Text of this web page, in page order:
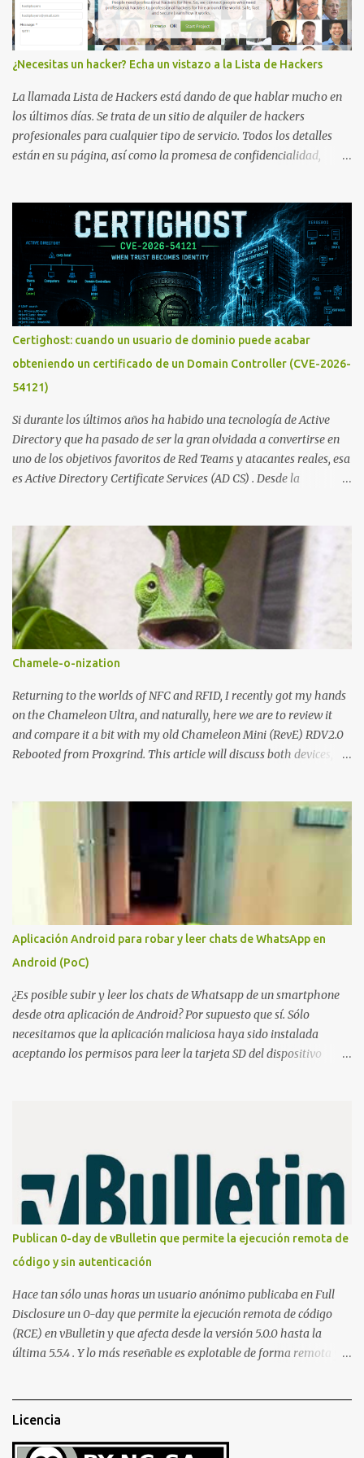
¿Necesitas un hacker? Echa un vistazo a la Lista de Hackers
La llamada Lista de Hackers está dando de que hablar mucho en
los últimos días. Se trata de un sitio de alquiler de hackers
profesionales para cualquier tipo de servicio. Todos los detalles
están en su página, así como la promesa de confidencialidad,
contratados desde la plataforma. En el sitio se asegura de que
Lista de Hackers, con identidades desconocidas, fue creada para un
"uso legal y ético", y sin embargo existen propuestas de dudosa
ética como para entrar en cuentas de Gmail o WhatsApp,
comprometer bases de datos o cambiar notas de cursos. La Lista
de Hackers, que atrajo la atención mundial después de un informe
publicado en The New York Times, trabaja al estilo "llave en
mano". El cliente presenta la propuesta, recibe ofertas para prestar
el servicio y la garantía de los promotores del sitio de que el
demandado cumple con ...
Certighost: cuando un usuario de dominio puede acabar
obteniendo un certificado de un Domain Controller (CVE-2026-
54121)
Si durante los últimos años ha habido una tecnología de Active
Directory que ha pasado de ser la gran olvidada a convertirse en
uno de los objetivos favoritos de Red Teams y atacantes reales, esa
es Active Directory Certificate Services (AD CS) . Desde la
Kerberoasting o un abuso de delegaciones. Ahora llega una nueva
vulnerabilidad bautizada como Certighost (CVE-2026-54121) , una
elevación de privilegios que afecta a Microsoft Active Directory
Certificate Services y que, según Microsoft, permite que un usuario
autenticado eleve privilegios a través de la red debido a un
problema de autorización. La vulnerabilidad ha recibido una
puntuación CVSS 8.8 y ya dispone de un Proof of Concept público.
sino el objetivo final. Mientras muchos ataques contra AD CS
buscan obtener un certificado válido para ...
Chamele-o-nization
Returning to the worlds of NFC and RFID, I recently got my hands
on the Chameleon Ultra, and naturally, here we are to review it
and compare it a bit with my old Chameleon Mini (RevE) RDV2.0
Rebooted from Proxgrind. This article will discuss both devices,
that was created overnight. Kasper Oswald was the person who
started it all. Back in 2006, he created a contraption, a coffee cup
that emulated a tag in a very rudimentary way, known as the
"Coffee Cup Tag Emulator." This was the father, or rather the
great-great-grandfather, of the Chameleon family. In 2007, he
created the "Fake Tag." We won't go into details about each
prototype, just mention them to show the device's evolution. In
2010, the original Chameleon was created, resembling a bit more
what we have today. In 2013, the first Chameleon Mini was
released. The RevD. Fr...
Aplicación Android para robar y leer chats de WhatsApp en
Android (PoC)
¿Es posible subir y leer los chats de Whatsapp de un smartphone
desde otra aplicación de Android? Por supuesto que sí. Sólo
necesitamos que la aplicación maliciosa haya sido instalada
aceptando los permisos para leer la tarjeta SD del dispositivo
empezar con la prueba de concepto ( y ojo que digo PoC que nos
conocemos ;) ) tenemos que publicar en nuestro webserver un php
para subir las bases de datos de Whatsapp: <?php // Upload script
to upload Whatsapp database // This script is for testing purposes
only. $uploaddir = "/tmp/whatsapp/"; if ($_FILES["file"]["error"]
> 0) { echo "Error: " . $_FILES["file"]["error"] . "<br>"; } else {
echo "Upload: " ....
Publican 0-day de vBulletin que permite la ejecución remota de
código y sin autenticación
Hace tan sólo unas horas un usuario anónimo publicaba en Full
Disclosure un 0-day que permite la ejecución remota de código
(RCE) en vBulletin y que afecta desde la versión 5.0.0 hasta la
última 5.5.4 . Y lo más reseñable es explotable de forma remota y
parámetros en la URL y luego las analiza en el servidor sin las
cualquier atacante inyectar comandos y ejecutar código de forma
Licencia